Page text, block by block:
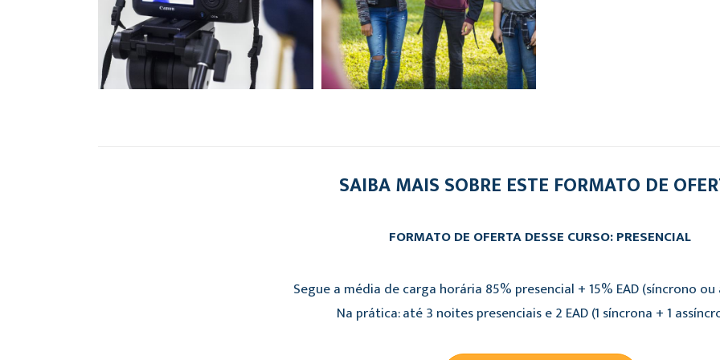
SAIBA MAIS SOBRE ESTE FORMATO DE
FORMATO DE OFERTA DESSE CURSO: PRESENCIAL
Segue a média de carga horária 85% presencial + 15% EAD (síncrono ou
Na prática: até 3 noites presenciais e 2 EAD (1 síncrona + 1